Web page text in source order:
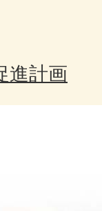
進計画